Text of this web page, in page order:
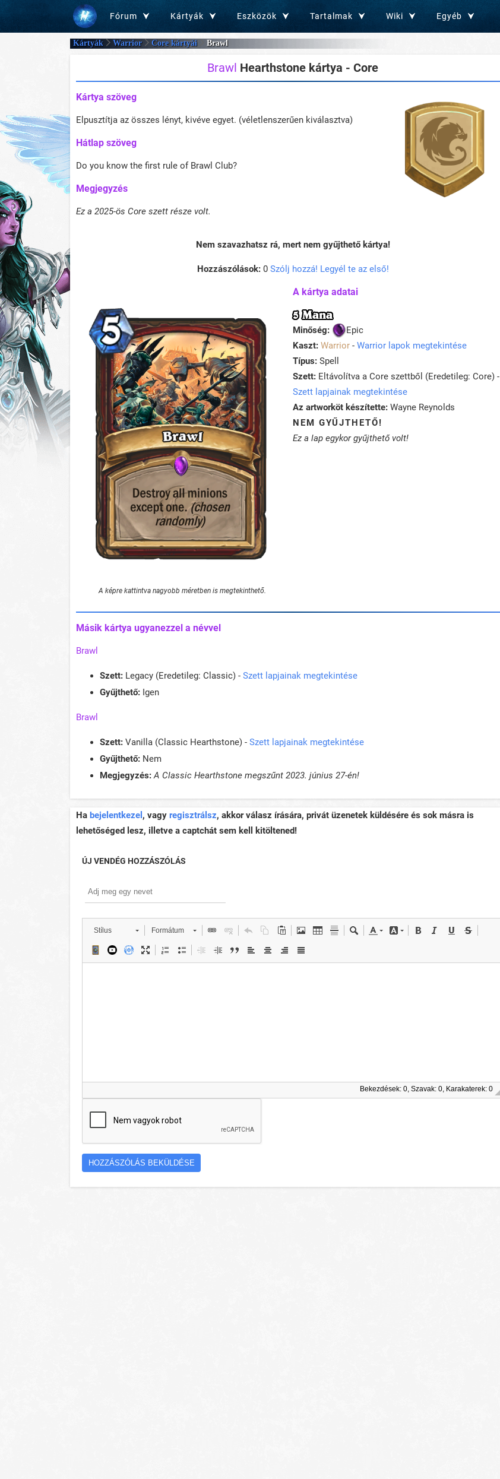
Fórum Kártyák Eszközök Tartalmak Wiki Egyéb
Kártyák Warrior Core kártyái Brawl
Brawl Hearthstone kártya - Core
Kártya szöveg
Elpusztítja az összes lényt, kivéve egyet. (véletlenszerűen kiválasztva)
Hátlap szöveg
Do you know the first rule of Brawl Club?
Megjegyzés
Ez a 2025-ös Core szett része volt.
Nem szavazhatsz rá, mert nem gyűjthető kártya!
Hozzászólások:0 Szólj hozzá! Legyél te az első!
A képre kattintva nagyobb méretben is megtekinthető.
A kártya adatai
5 Mana
Minőség:
Epic
Kaszt: Warrior - Warrior lapok megtekintése
Típus: Spell
Szett: Eltávolítva a Core szettből (Eredetileg: Core) -
Szett lapjainak megtekintése
Az artworköt készítette: Wayne Reynolds
NEM GYŰJTHETŐ!
Ez a lap egykor gyűjthető volt!
Másik kártya ugyanezzel a névvel
Brawl
Szett: Legacy (Eredetileg: Classic) - Szett lapjainak megtekintése
Gyűjthető: Igen
Brawl
Szett: Vanilla (Classic Hearthstone) - Szett lapjainak megtekintése
Gyűjthető: Nem
Megjegyzés: A Classic Hearthstone megszűnt 2023. június 27-én!
Ha bejelentkezel , vagy regisztrálsz, akkor válasz írására, privát üzenetek küldésére és sok másra is
lehetőséged lesz, illetve a captchát sem kell kitöltened!
ÚJ VENDÉG HOZZÁSZÓLÁS
Stílus Formátum
Bekezdések: 0, Szavak: 0, Karakaterek: 0